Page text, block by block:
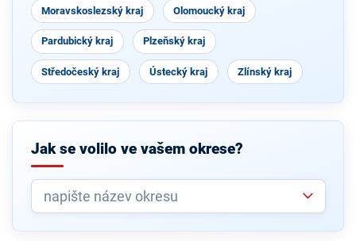
Moravskoslezský kraj Olomoucký kraj
Pardubický kraj Plzeňský kraj
Středočeský kraj Ústecký kraj Zlínský kraj
Jak se volilo ve vašem okrese?